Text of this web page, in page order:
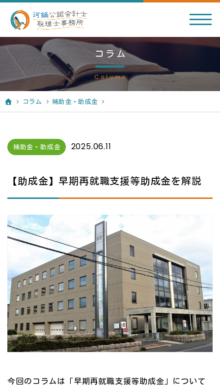
コラム
Column
コラム 補助金・助成金
補助金・助成金 2025.06.11
【助成金】早期再就職支援等助成金を解説
今回のコラムは「早期再就職支援等助成金」について